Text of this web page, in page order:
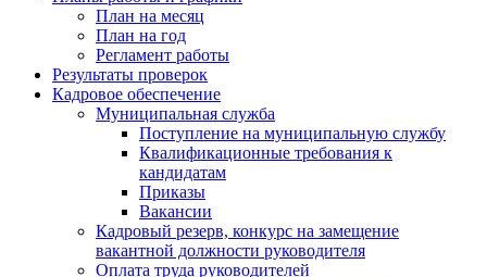
План на месяц
План на год
Регламент работы
Результаты проверок
Кадровое обеспечение
Муниципальная служба
Поступление на муниципальную службу
Квалификационные требования к
кандидатам
Приказы
Вакансии
Кадровый резерв, конкурс на замещение
вакантной должности руководителя
Оплата труда руководителей